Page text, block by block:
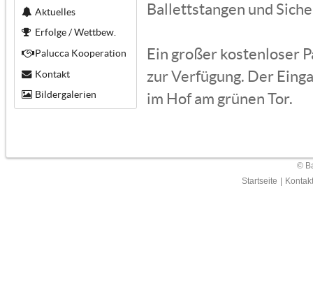
Aktuelles
Erfolge / Wettbew.
Palucca Kooperation
Kontakt
Bildergalerien
Ballettstangen und
Ein großer kostenloser
zur Verfügung. Der
im Hof am grünen Tor.
©
Startseite
Kontakt